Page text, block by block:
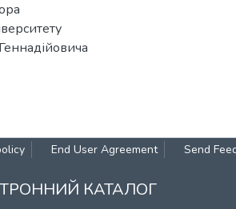
End User Agreement Send
КАТАЛОГ